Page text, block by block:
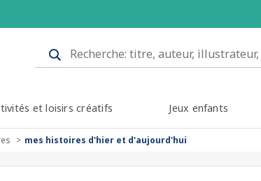
et loisirs créatifs Jeux enfants
mes histoires d'hier et d'aujourd'hui